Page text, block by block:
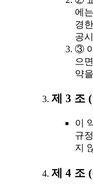
에
경
공
③
으
약
제 3 조
이
규
지
제 4 조